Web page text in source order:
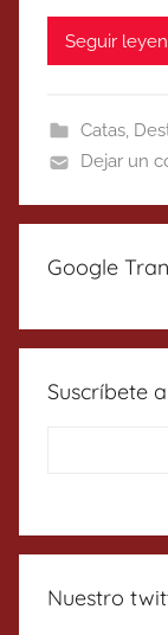
Seguir
Catas,
Dejar un
Google
Suscríbete
Nuestro